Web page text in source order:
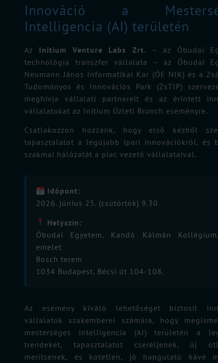
Innováció a
Intelligencia (AI) területén
Az Initium Venture Labs Zrt. – az Óbudai
technológia transzfer vállalata – az Óbudai
Neumann János Informatikai Kar (ÓE NIK) és a
Tudományos és Innovációs Park (ZsTIP)
meghívja vállalati partnereit és az érintett
vállalatokat az Initium Üzleti Brunch eseményre.
Csatlakozzon hozzánk, hogy első kézből
tapasztalatot a legújabb ipari innovációkról, és
szakmai hálózatát a piac vezető vállalataival.
Időpont:
2026. június 25. (csütörtök) 9.30
Helyszín:
Óbudai Egyetem, Kandó Kálmán
emelet
Bosch terem
1034 Budapest, Bécsi út 104-108.
Az esemény kiváló lehetőséget biztosít
vállalatok szakemberei számára, hogy
mesterséges intelligencia (AI) területén a
trendeket, tapasztalatot cseréljenek, új
merítsenek, és kötetlen, jó hangulatú kávé